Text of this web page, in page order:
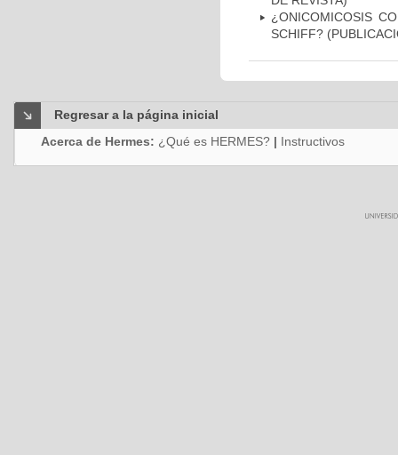
¿ONICOMICOSIS
SCHIFF?
Regresar a la página inicial
Acerca de Hermes: ¿Qué es HERMES? | Instructivos